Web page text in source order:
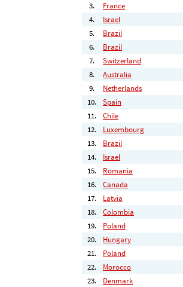
3.
France
4.
Israel
5.
Brazil
6.
Brazil
7.
Switzerland
8.
Australia
9.
Netherlands
10.
Spain
11.
Chile
12.
Luxembourg
13.
Brazil
14.
Israel
15.
Romania
16.
Canada
17.
Latvia
18.
Colombia
19.
Poland
20.
Hungary
21.
Poland
22.
Morocco
23.
Denmark